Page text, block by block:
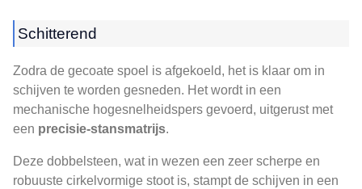
Schitterend
Zodra de gecoate spoel is afgekoeld, het is klaar om in
schijven te worden gesneden. Het wordt in een
mechanische hogesnelheidspers gevoerd, uitgerust met
een precisie-stansmatrijs.
Deze dobbelsteen, wat in wezen een zeer scherpe en
robuuste cirkelvormige stoot is, stampt de schijven in een